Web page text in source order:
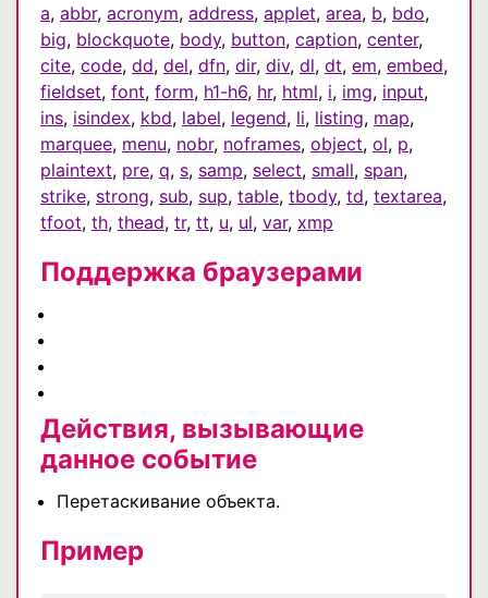
a, abbr, acronym, address, applet, area, b, bdo,
big, blockquote, body, button, caption, center,
cite, code, dd, del, dfn, dir, div, dl, dt, em, embed,
fieldset, font, form, h1-h6, hr, html, i, img, input,
ins, isindex, kbd, label, legend, li, listing, map,
marquee, menu, nobr, noframes, object, ol, p,
plaintext, pre, q, s, samp, select, small, span,
strike, strong, sub, sup, table, tbody, td, textarea,
tfoot, th, thead, tr, tt, u, ul, var, xmp
Поддержка браузерами
Действия, вызывающие
данное событие
Перетаскивание объекта.
Пример